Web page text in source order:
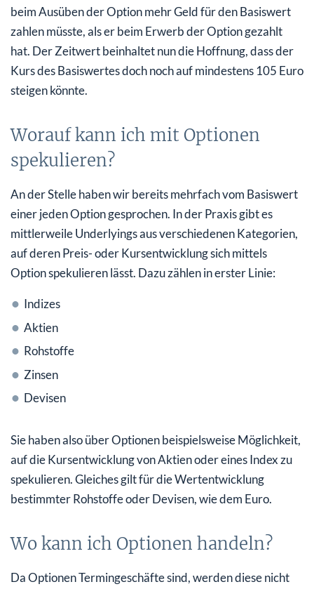
beim Ausüben der Option mehr Geld für den Basiswert
zahlen müsste, als er beim Erwerb der Option gezahlt
hat. Der Zeitwert beinhaltet nun die Hoffnung, dass der
Kurs des Basiswertes doch noch auf mindestens 105 Euro
steigen könnte.
Worauf kann ich mit Optionen
spekulieren?
An der Stelle haben wir bereits mehrfach vom Basiswert
einer jeden Option gesprochen. In der Praxis gibt es
mittlerweile Underlyings aus verschiedenen Kategorien,
auf deren Preis- oder Kursentwicklung sich mittels
Option spekulieren lässt. Dazu zählen in erster Linie:
Indizes
Aktien
Rohstoffe
Zinsen
Devisen
Sie haben also über Optionen beispielsweise Möglichkeit,
auf die Kursentwicklung von Aktien oder eines Index zu
spekulieren. Gleiches gilt für die Wertentwicklung
bestimmter Rohstoffe oder Devisen, wie dem Euro.
Wo kann ich Optionen handeln?
Da Optionen Termingeschäfte sind, werden diese nicht